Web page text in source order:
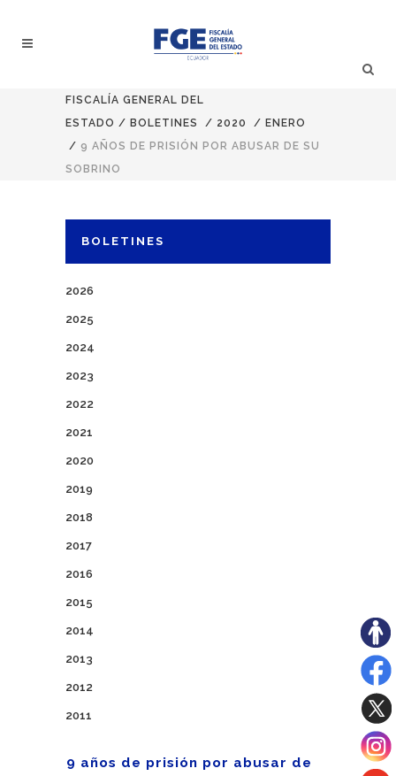
FISCALÍA GENERAL DEL
ESTADO / BOLETINES / 2020 / ENERO
/ 9 AÑOS DE PRISIÓN POR ABUSAR DE SU
SOBRINO
BOLETINES
2026
2025
2024
2023
2022
2021
2020
2019
2018
2017
2016
2015
2014
2013
2012
2011
9 años de prisión por abusar de